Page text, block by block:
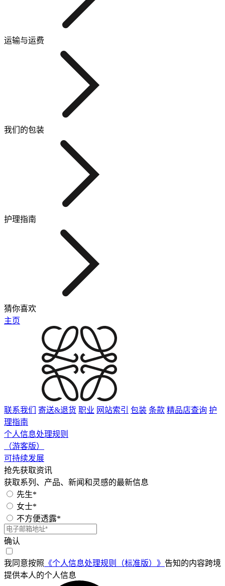
运输与运费
我们的包装
护理指南
猜你喜欢
主页
联系我们 寄送&退货 职业 网站索引 包装 条款 精品店查询 护
理指南
个人信息处理规则
（游客版）
可持续发展
抢先获取资讯
获取系列、产品、新闻和灵感的最新信息
先生*
女士*
不方便透露*
确认
我同意按照 《个人信息处理规则（标准版）》 告知的内容跨境
提供本人的个人信息